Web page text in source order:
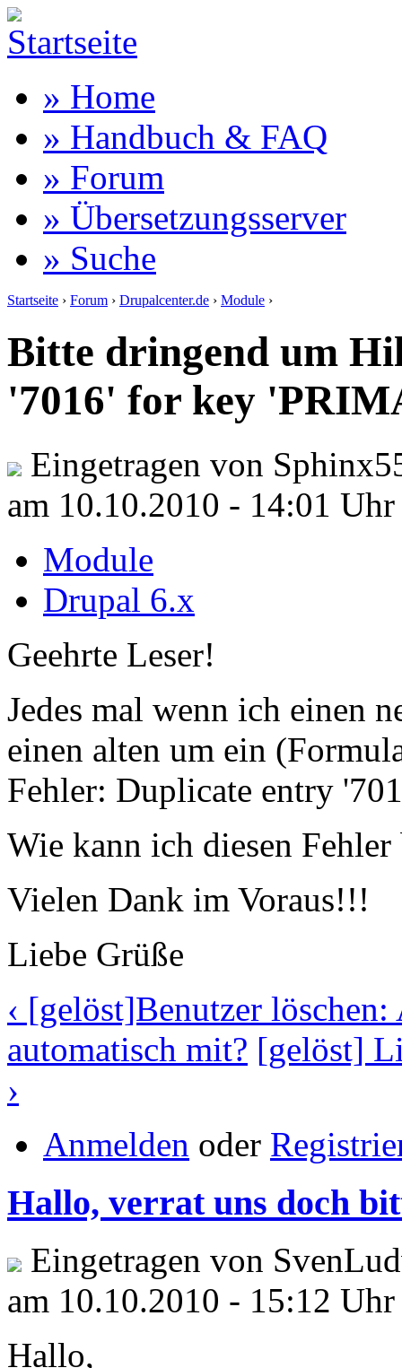
» Home
» Handbuch & FAQ
» Forum
» Übersetzungsserver
» Suche
Startseite › Forum › Drupalcenter.de › Module ›
Bitte dringend um
'7016' for key
Eingetragen von
am 10.10.2010 - 14:01 Uhr
Module
Drupal 6.x
Geehrte Leser!
Jedes mal wenn ich einen
einen alten um ein
Fehler: Duplicate entry
Wie kann ich diesen Fehler
Vielen Dank im Voraus!!!
Liebe Grüße
‹ [gelöst]Benutzer
automatisch mit? [gelöst]
›
Anmelden oder
Hallo, verrat uns doch
Eingetragen von
am 10.10.2010 - 15:12 Uhr
Hallo,